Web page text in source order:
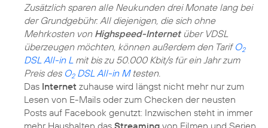
Zusätzlich sparen alle Neukunden drei Monate lang bei
der Grundgebühr. All diejenigen, die sich ohne
Mehrkosten von Highspeed-Internetüber VDSL
überzeugen möchten, können außerdem den Tarif O2
DSL All-in L mit bis zu 50.000 Kbit/s für ein Jahr zum
Preis des O2DSL All-in Mtesten.
Das Internet zuhause wird längst nicht mehr nur zum
Lesen von E-Mails oder zum Checken der neusten
Posts auf Facebook genutzt: Inzwischen steht in immer
mehr Haushalten das Streaming von Filmen und Serien